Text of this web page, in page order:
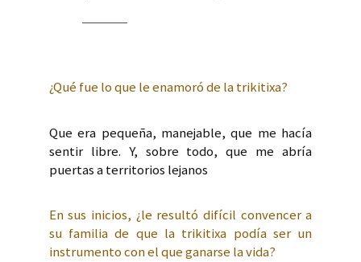
¿Qué fue lo que le enamoró de la trikitixa?
Que era pequeña, manejable, que me hacía
sentir libre. Y, sobre todo, que me abría
puertas a territorios lejanos
En sus inicios, ¿le resultó difícil convencer a
su familia de que la trikitixa podía ser un
instrumento con el que ganarse la vida?